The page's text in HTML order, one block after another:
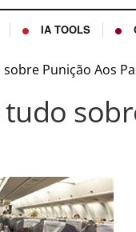
IA TOOLS
Punição Aos